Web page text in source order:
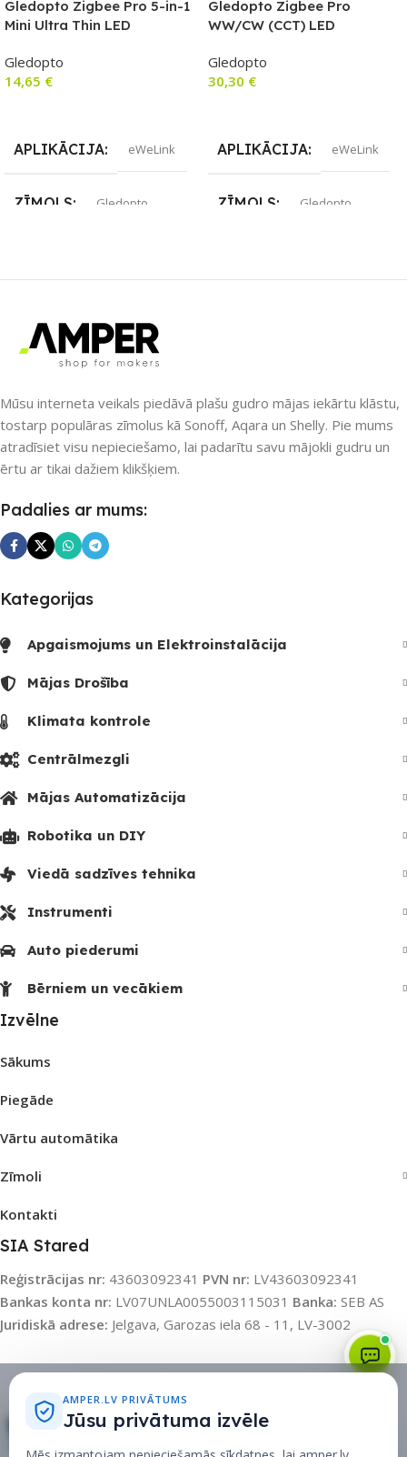
Gledopto Zigbee Pro 5-in-1
Mini Ultra Thin LED
24V DC
Gledopto
14,65 €
APLIKĀCIJA eWeLink
ZĪMOLS Gledopto
PIEEJAMS UZREIZ
Nē
UZREIZ PIEEJAMAIS
SKAITS
Gledopto Zigbee Pro
WW/CW (CCT) LED
/ 24V / 36V / 48V / 54V DC
Gledopto
30,30 €
APLIKĀCIJA eWeLink
ZĪMOLS Gledopto
Nē
UZREIZ PIEEJAMAIS
Mūsu interneta veikals piedāvā plašu gudro mājas iekārtu klāstu,
tostarp populāras zīmolus kā Sonoff, Aqara un Shelly. Pie mums
atradīsiet visu nepieciešamo, lai padarītu savu mājokli gudru un
ērtu ar tikai dažiem klikšķiem.
Padalies ar mums:
Kategorijas
Apgaismojums un Elektroinstalācija
Mājas Drošība
Klimata kontrole
Centrālmezgli
Mājas Automatizācija
Robotika un DIY
Viedā sadzīves tehnika
Instrumenti
Auto piederumi
Bērniem un vecākiem
Izvēlne
Sākums
Piegāde
Vārtu automātika
Zīmoli
Kontakti
SIA Stared
Reģistrācijas nr: 43603092341 PVN nr: LV43603092341
Bankas konta nr: LV07UNLA0055003115031 Banka: SEB AS
Juridiskā adrese: Jelgava, Garozas iela 68 - 11, LV-3002
AMPER.LV PRIVĀTUMS
Jūsu privātuma izvēle